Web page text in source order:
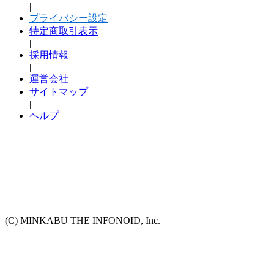
|
プライバシー設定
特定商取引表示
|
採用情報
|
運営会社
サイトマップ
|
ヘルプ
(C) MINKABU THE INFONOID, Inc.